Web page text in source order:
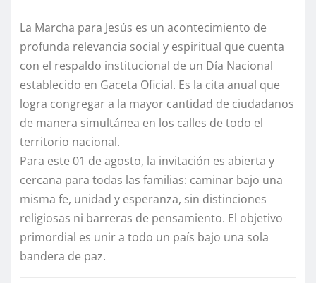
La Marcha para Jesús es un acontecimiento de
profunda relevancia social y espiritual que cuenta
con el respaldo institucional de un Día Nacional
establecido en Gaceta Oficial. Es la cita anual que
logra congregar a la mayor cantidad de ciudadanos
de manera simultánea en los calles de todo el
territorio nacional.
Para este 01 de agosto, la invitación es abierta y
cercana para todas las familias: caminar bajo una
misma fe, unidad y esperanza, sin distinciones
religiosas ni barreras de pensamiento. El objetivo
primordial es unir a todo un país bajo una sola
bandera de paz.